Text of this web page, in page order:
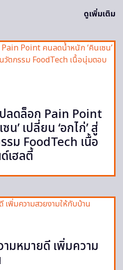
ดูเพิ่มเติม
ลดล็อก Pain Point
’ เปลี่ยน ‘อกไก่’ สู่
รม FoodTech เนื้อ
เฮลตี้
มหมายดี เพิ่มความ